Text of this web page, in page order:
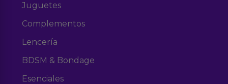
Juguetes
Complementos
Lencería
BDSM & Bondage
Esenciales